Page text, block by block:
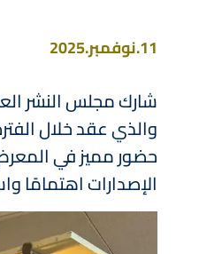
11.نوفمبر.2025
شارك مجلس النشر
حضور مميز في
الإصدارات اهتمامًا